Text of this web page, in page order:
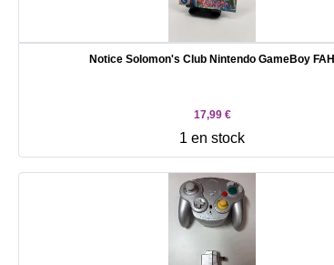
Notice Solomon's Club Nintendo GameBoy FAH
17,99 €
1 en stock